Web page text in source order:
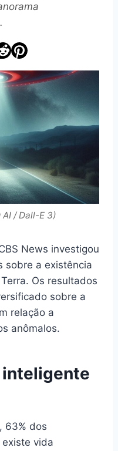
AI / Dall-E 3)
News investigou
sobre a existência
Os resultados
sobre a
relação a
anômalos.
inteligente
63% dos
vida